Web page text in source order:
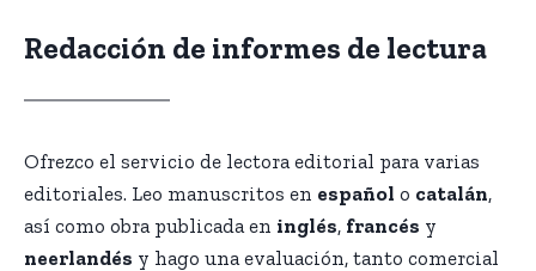
Redacción de informes de lectura
Ofrezco el servicio de lectora editorial para varias
editoriales. Leo manuscritos en español o catalán,
así como obra publicada en inglés, francés y
neerlandés y hago una evaluación, tanto comercial